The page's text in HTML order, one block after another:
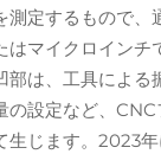
測定するもので、
はマイクロインチ
部は、工具による
の設定など、CNC
生じます。2023